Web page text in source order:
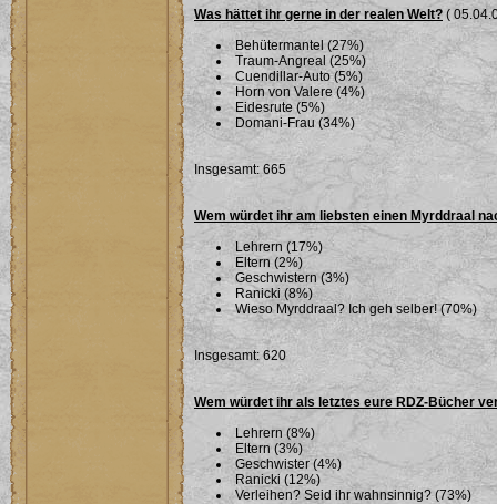
Was hättet ihr gerne in der realen Welt? (
Behütermantel (27%)
Traum-Angreal (25%)
Cuendillar-Auto (5%)
Horn von Valere (4%)
Eidesrute (5%)
Domani-Frau (34%)
Insgesamt: 665
Wem würdet ihr am liebsten einen Myrddraal
Lehrern (17%)
Eltern (2%)
Geschwistern (3%)
Ranicki (8%)
Wieso Myrddraal? Ich geh selber! (70%)
Insgesamt: 620
Wem würdet ihr als letztes eure RDZ-Bücher
Lehrern (8%)
Eltern (3%)
Geschwister (4%)
Ranicki (12%)
Verleihen? Seid ihr wahnsinnig? (73%)